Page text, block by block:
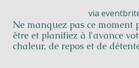
via
Ne manquez pas ce moment
être et planifiez à l'avance
chaleur, de repos et de